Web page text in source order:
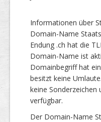
Informationen über
Domain-Name
Endung .ch hat die
Domain-Name ist
Domainbegriff hat
besitzt keine
keine Sonderzeichen
verfügbar.
Der Domain-Name